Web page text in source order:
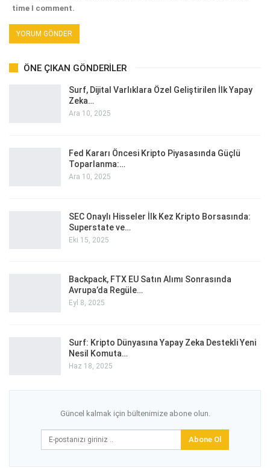
time I comment.
ÖNE ÇIKAN GÖNDERILER
Surf, Dijital Varlıklara Özel Geliştirilen İlk Yapay
Zeka…
Ara 10, 2025
Fed Kararı Öncesi Kripto Piyasasında Güçlü
Toparlanma:…
Ara 10, 2025
SEC Onaylı Hisseler İlk Kez Kripto Borsasında:
Superstate ve…
Eki 15, 2025
Backpack, FTX EU Satın Alımı Sonrasında
Avrupa’da Regüle…
Eyl 8, 2025
Surf: Kripto Dünyasına Yapay Zeka Destekli Yeni
Nesil Komuta…
Haz 18, 2025
Güncel kalmak için bültenimize abone olun.
Abone Ol